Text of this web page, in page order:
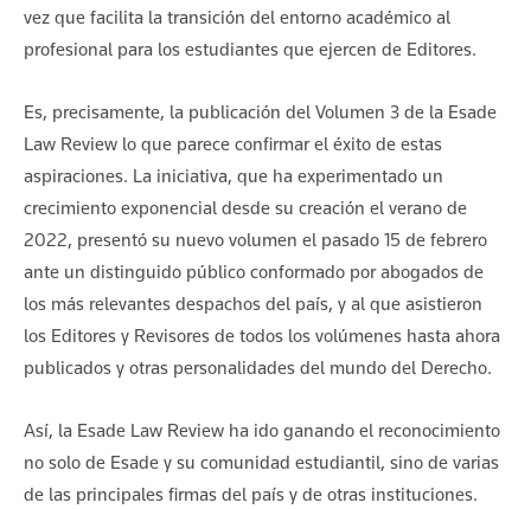
vez que facilita la transición del entorno académico al
profesional para los estudiantes que ejercen de Editores.
Es, precisamente, la publicación del Volumen 3 de la Esade
Law Review lo que parece confirmar el éxito de estas
aspiraciones. La iniciativa, que ha experimentado un
crecimiento exponencial desde su creación el verano de
2022, presentó su nuevo volumen el pasado 15 de febrero
ante un distinguido público conformado por abogados de
los más relevantes despachos del país, y al que asistieron
los Editores y Revisores de todos los volúmenes hasta ahora
publicados y otras personalidades del mundo del Derecho.
Así, la Esade Law Review ha ido ganando el reconocimiento
no solo de Esade y su comunidad estudiantil, sino de varias
de las principales firmas del país y de otras instituciones.